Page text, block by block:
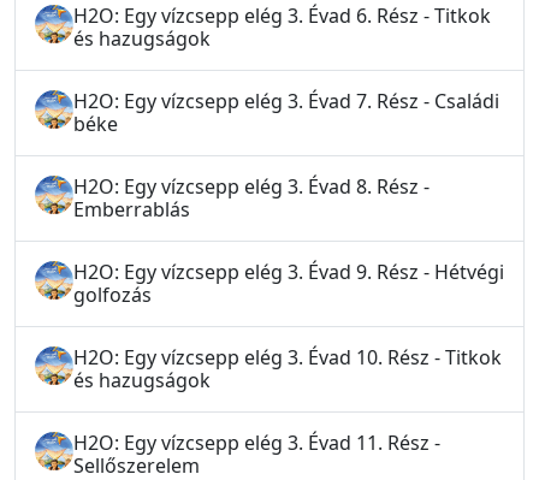
H2O: Egy vízcsepp elég 3. Évad 6. Rész - Titkok
és hazugságok
H2O: Egy vízcsepp elég 3. Évad 7. Rész - Családi
béke
H2O: Egy vízcsepp elég 3. Évad 8. Rész -
Emberrablás
H2O: Egy vízcsepp elég 3. Évad 9. Rész - Hétvégi
golfozás
H2O: Egy vízcsepp elég 3. Évad 10. Rész - Titkok
és hazugságok
H2O: Egy vízcsepp elég 3. Évad 11. Rész -
Sellőszerelem